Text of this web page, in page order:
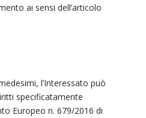
ai sensi dell’articolo
l’Interessato può
specificatamente
Europeo n. 679/2016 di